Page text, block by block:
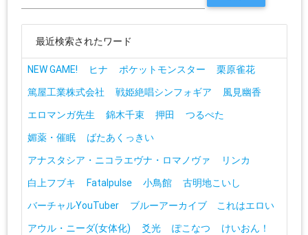
最近検索されたワード
NEW GAME! ヒナ ポケットモンスター
栗原雀花
篤屋工業株式会社
戦姫絶唱シンフォギア
風見幽香
エロマンガ先生
錦木千束 押田
つるぺた
媚薬・催眠
ばたあくっきい
アナスタシア・ニコラエヴナ・ロマノヴァ
リンカ
白上フブキ
Fatalpulse 小鳥館
古明地こいし
バーチャルYouTuber
ブルーアーカイブ これはエロい
アウル・ニーダ(女体化)
爻光 ぽこなつ
けいおん！